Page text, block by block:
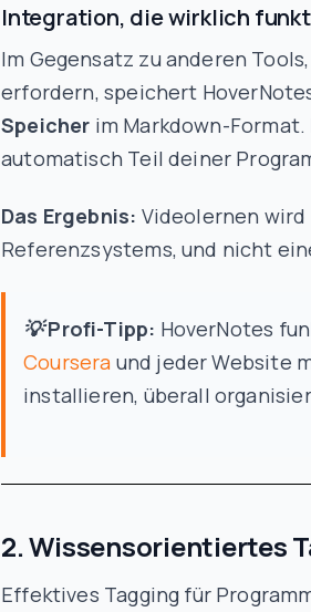
Integration, die wirklich
Im Gegensatz zu anderen
erfordern, speichert
Speicher im Markdown-
automatisch Teil deiner
Das Ergebnis: Videolernen
Referenzsystems, und nicht
💡 Profi-Tipp: HoverNotes
Coursera und jeder Website
installieren, überall
2. Wissensorientiertes
Effektives Tagging für